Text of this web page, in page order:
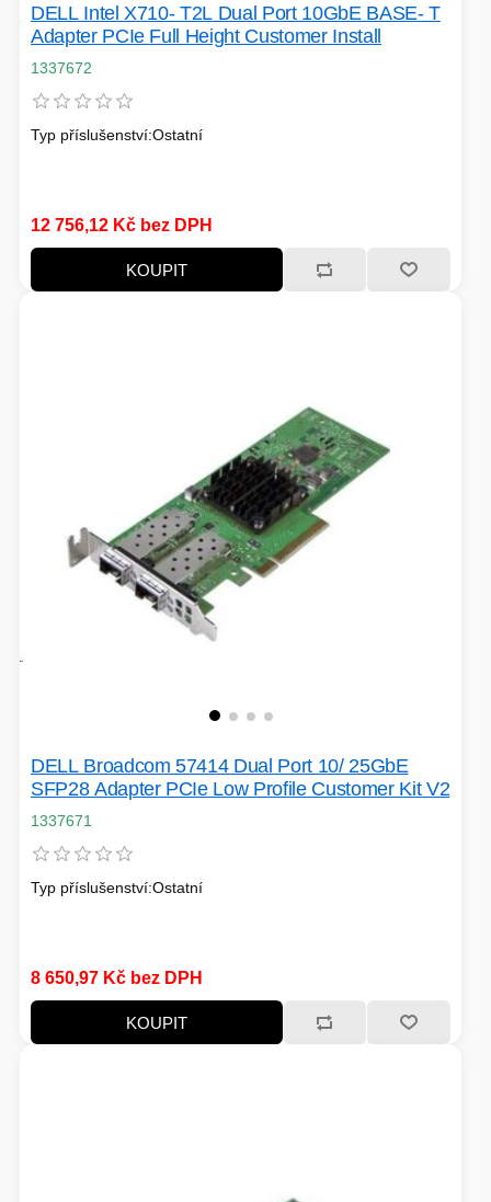
DELL Intel X710- T2L Dual Port 10GbE BASE- T
Adapter PCIe Full Height Customer Install
1337672
Typ příslušenství:Ostatní
12 756,12 Kč bez DPH
KOUPIT
DELL Broadcom 57414 Dual Port 10/ 25GbE
SFP28 Adapter PCIe Low Profile Customer Kit V2
1337671
Typ příslušenství:Ostatní
8 650,97 Kč bez DPH
KOUPIT